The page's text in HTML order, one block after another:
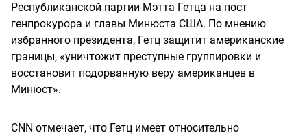
Республиканской партии Мэтта Гетца на пост
генпрокурора и главы Минюста США. По мнению
избранного президента, Гетц защитит американские
границы, «уничтожит преступные группировки и
восстановит подорванную веру американцев в
Минюст».
CNN отмечает, что Гетц имеет относительно